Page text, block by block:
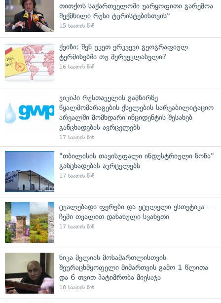
თითქოს საქართველოში უარყოფითი გარემოა
შექმნილი რუსი ტურისტებისთვის"
15 საათის წინ
ქვიზი: შენ უკეთ ერკვევი გეოგრაფიულ
ტერმინებში თუ მერვეკლასელი?
16 საათის წინ
ჯივიპი რუსთაველის გამზირზე
წყალმომარაგების ქსელების სარეაბილიტაციო
არეალში მომხდარი ინციდენტის შესახებ
განცხადებას ავრცელებს
17 საათის წინ
"თბილისის თავისუფალი ინდუსტრიული ზონა"
განცხადებას ავრცელებს
17 საათის წინ
ცვალებადი ფერები და უცვლელი ესთეტიკა —
ჩემი თვალით დანახული სვანეთი
17 საათის წინ
ნიკა მელიას მოსამართლისთვის
შეურაცხმყოფელი მიმართვის გამო 1 წლითა
და 6 თვით პატიმრობა მიესაჯა
18 საათის წინ